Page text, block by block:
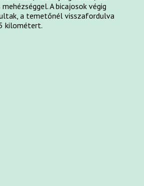
A bicajosok végig
a temetőnél visszafordulva
kilométert.